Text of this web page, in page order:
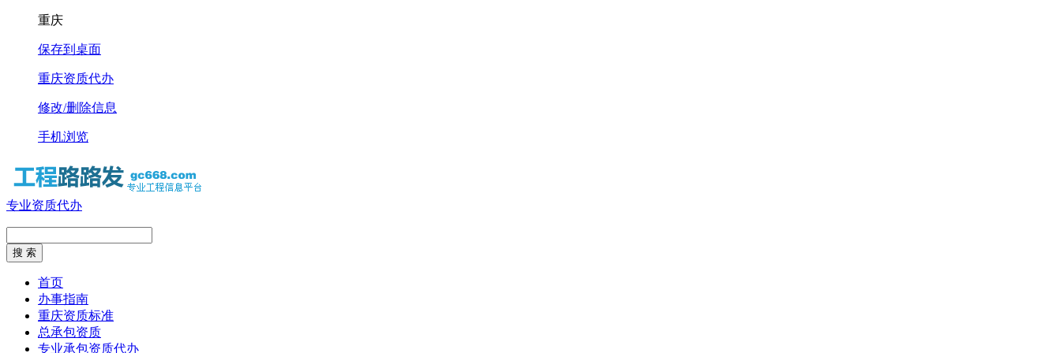
重庆
保存到桌面
重庆资质代办
修改/删除信息
手机浏览
专业资质代办
首页
办事指南
重庆资质标准
总承包资质
专业承包资质代办